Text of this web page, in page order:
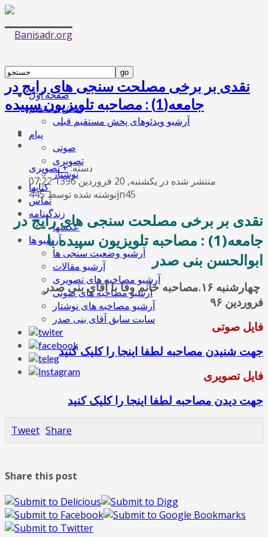
صفحه اول
پخش مستقیم
آرشیو ویدئوهای پخش مستقیم قبلی
پیام
صوتی
تصویری
نوشتار
کتابها
تماس
زندگینامه
عکسها
آرشیو ها
آرشیو وضعیت سنجی ها
آرشیو مقالات
آرشیو مصاخبه های تصویری
آرشیو مصاخبه های صوتی
آرشیو مصاخبه های نوشتار
سایت سابق آقای بنی صدر
نقدی بر برخی مصلحت سنجی های رایج در
جامعه(1) : مصاحبه تلویزیون سپیده
دسته:+ تصویری
منتشر شده در یکشنبه, 20 فروردين 1396 07:22
نوشته شده توسط 445jn45
نقدی بر برخی مصلحت سنجی های رایج در
جامعه(1) : مصاحبه تلویزیون سپیده با
ابوالحسن بنی صدر
مصاحبه خانم وفا با آقای بنی صدر،چهارشنبه ۱۶
فروردین ۹۶
فایل صوتی
جهت شنیدن مصاحبه لطفا اینجا را کلیک کنید
فایل تصویری
جهت دیدن مصاحبه لطفا اینجا را کلیک کنید
Tweet Share
Share this post